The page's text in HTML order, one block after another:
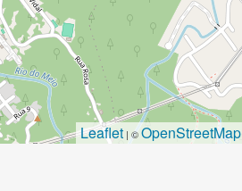
Leaflet | ©OpenStreetMap